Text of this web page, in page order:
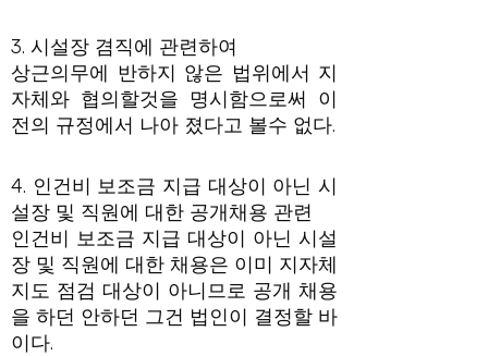
3. 시설장 겸직에 관련하여
상근의무에 반하지 않은 법위에서 지
자체와 협의할것을 명시함으로써 이
전의 규정에서 나아 졌다고 볼수 없다.
4. 인건비 보조금 지급 대상이 아닌 시
설장 및 직원에 대한 공개채용 관련
인건비 보조금 지급 대상이 아닌 시설
장 및 직원에 대한 채용은 이미 지자체
지도 점검 대상이 아니므로 공개 채용
을 하던 안하던 그건 법인이 결정할 바
이다.